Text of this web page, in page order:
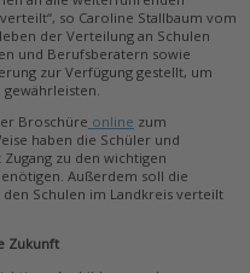
so Caroline Stallbaum vom
der Verteilung an Schulen
und Berufsberatern sowie
zur Verfügung gestellt, um
Broschüre online zum
haben die Schüler und
zu den wichtigen
Außerdem soll die
Schulen im Landkreis verteilt
Zukunft